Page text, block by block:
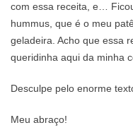
com essa receita, e…
hummus, que é o meu
geladeira. Acho que essa
queridinha aqui da minha
Desculpe pelo enorme
Meu abraço!